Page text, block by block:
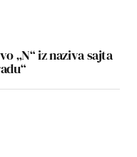
„N“ iz naziva sajta